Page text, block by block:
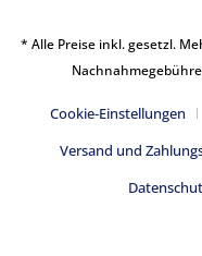
* Alle Preise inkl. gesetzl.
Cookie-Einstellungen
Versand und